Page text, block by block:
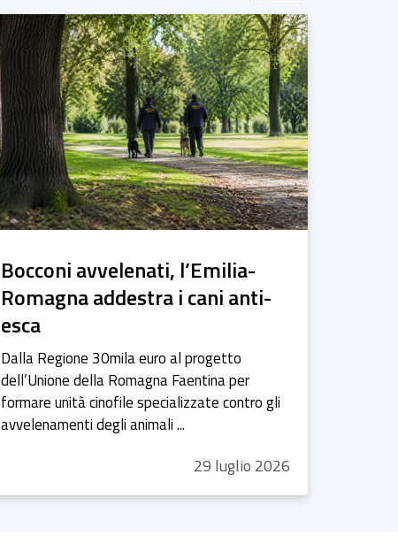
Bocconi avvelenati, l’Emilia-
Romagna addestra i cani anti-
esca
Dalla Regione 30mila euro al progetto
dell’Unione della Romagna Faentina per
formare unità cinofile specializzate contro gli
avvelenamenti degli animali...
29 luglio 2026